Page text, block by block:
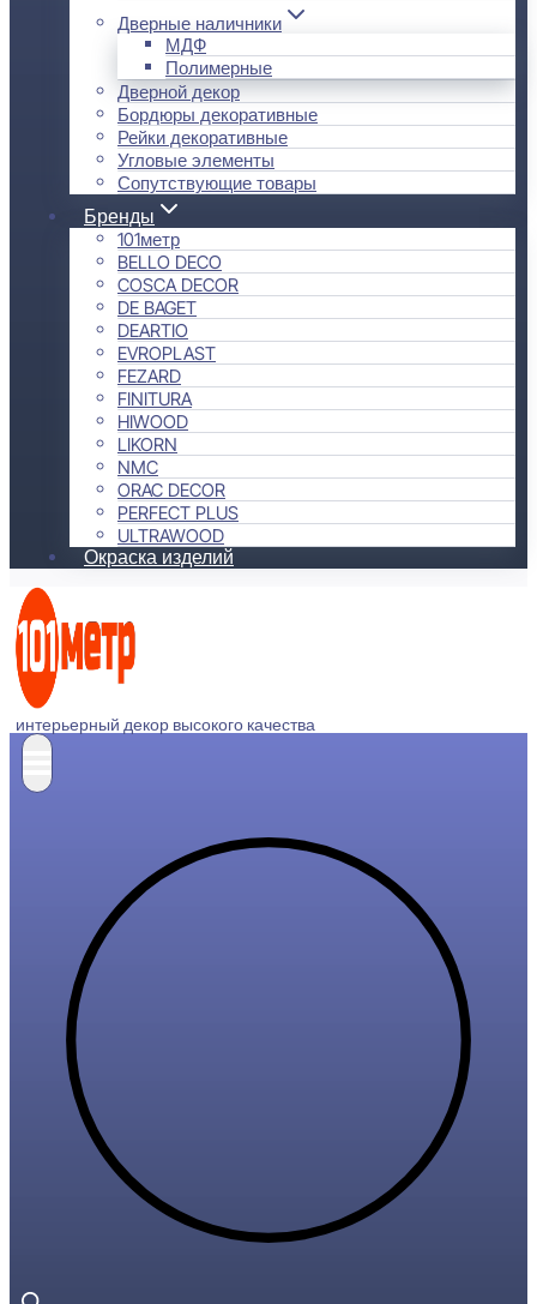
Дверные наличники
МДФ
Полимерные
Дверной декор
Бордюры декоративные
Рейки декоративные
Угловые элементы
Сопутствующие товары
Бренды
101метр
BELLO DECO
COSCA DECOR
DE BAGET
DEARTIO
EVROPLAST
FEZARD
FINITURA
HIWOOD
LIKORN
NMC
ORAC DECOR
PERFECT PLUS
ULTRAWOOD
Окраска изделий
интерьерный декор высокого качества